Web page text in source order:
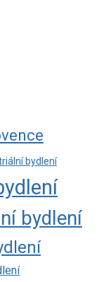
bydlení
bydlení